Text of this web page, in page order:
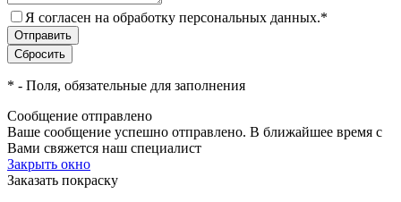
Я согласен на обработку персональных данных.*
* - Поля, обязательные для заполнения
Сообщение отправлено
Ваше сообщение успешно отправлено. В ближайшее время с
Вами свяжется наш специалист
Закрыть окно
Заказать покраску